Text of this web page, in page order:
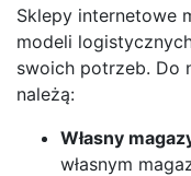
Sklepy internetowe
modeli
swoich potrzeb. Do
należą:
Własny
własnym